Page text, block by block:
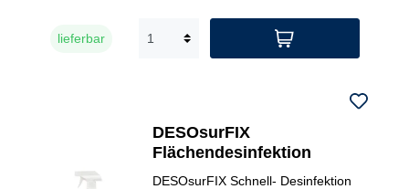
lieferbar
DESOsurFIX
Flächendesinfektion
DESOsurFIX Schnell- Desinfektion